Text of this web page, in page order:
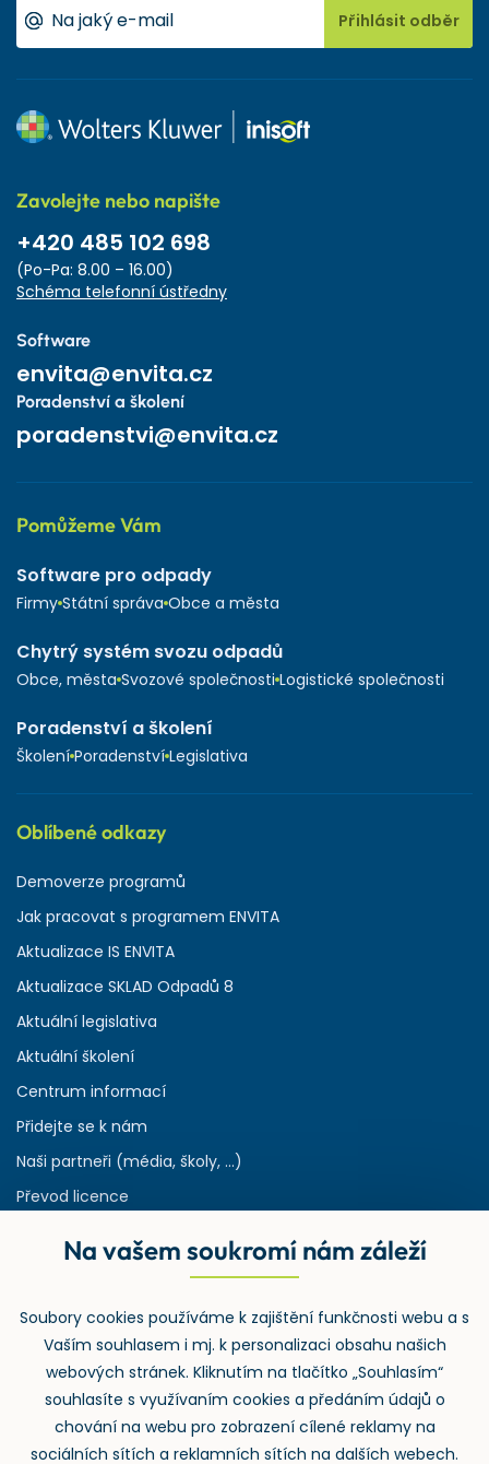
Přihlásit odběr
Zavolejte nebo napište
+420 485 102 698
(Po-Pa: 8.00 – 16.00)
Schéma telefonní ústředny
Software
envita@envita.cz
Poradenství a školení
poradenstvi@envita.cz
Pomůžeme Vám
Software pro odpady
Firmy Státní správa Obce a města
Chytrý systém svozu odpadů
Obce, města Svozové společnosti Logistické společnosti
Poradenství a školení
Školení Poradenství Legislativa
Oblíbené odkazy
Demoverze programů
Jak pracovat s programem ENVITA
Aktualizace IS ENVITA
Aktualizace SKLAD Odpadů 8
Aktuální legislativa
Aktuální školení
Centrum informací
Přidejte se k nám
Naši partneři (média, školy, ...)
Převod licence
Rejstřík používaných zkratek v odpadech
Zpětný odběr
Na vašem soukromí nám záleží
Soubory cookies používáme k zajištění funkčnosti webu a s
Vaším souhlasem i mj. k personalizaci obsahu našich
webových stránek. Kliknutím na tlačítko „Souhlasím“
souhlasíte s využívaním cookies a předáním údajů o
chování na webu pro zobrazení cílené reklamy na
sociálních sítích a reklamních sítích na dalších webech.